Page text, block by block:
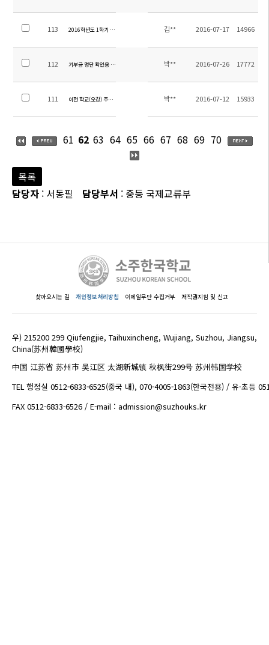
113 2016학년도 1학기 학교 만족도 조사 결과 김** 2016-07-17 14966
112 기부금 명단 확인용 공지(2011년~2016년 7월 26일까지)
박** 2016-07-26 17772
111 이전 학교(오강) 주소 안내 박** 2016-07-12 15933
61 62 63 64 65 66 67 68 69 70
목록
담당자 : 서동필 담당부서 : 중등 국제교류부
찾아오시는 길 개인정보처리방침 이메일무단 수집거부 저작권지침 및 신고
우) 215200 299 Qiufengjie, Taihuxincheng, Wujiang, Suzhou, Jiangsu,
China(苏州韓國學校)
中国 江苏省 苏州市 吴江区 太湖新城镇 秋枫街299号 苏州韩国学校
TEL 행정실 0512-6833-6525(중국 내), 070-4005-1863(한국전용) / 유·초등
FAX 0512-6833-6526 / E-mail : admission@suzhouks.kr